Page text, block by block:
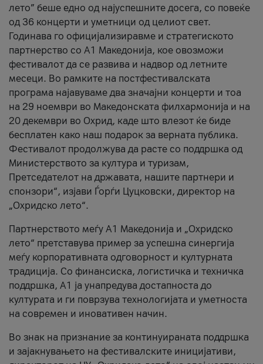
лето” беше едно од најуспешните досега, со повеќе
од 36 концерти и уметници од целиот свет.
Годинава го официјализиравме и стратегиското
партнерство со А1 Македонија, кое овозможи
фестивалот да се развива и надвор од летните
месеци. Во рамките на постфестивалската
програма најавуваме два значајни концерти и тоа
на 29 ноември во Македонската филхармонија и на
20 декември во Охрид, каде што влезот ќе биде
бесплатен како наш подарок за верната публика.
Фестивалот продолжува да расте со поддршка од
Министерството за култура и туризам,
Претседателот на државата, нашите партнери и
спонзори“, изјави Ѓорѓи Цуцковски, директор на
„Охридско лето“.
Партнерството меѓу A1 Македонија и „Охридско
лето“ претставува пример за успешна синергија
меѓу корпоративната одговорност и културната
традиција. Со финансиска, логистичка и техничка
поддршка, A1 ја унапредува достапноста до
културата и ги поврзува технологијата и уметноста
на современ и иновативен начин.
Во знак на признание за континуираната поддршка
и зајакнувањето на фестивалските иницијативи,